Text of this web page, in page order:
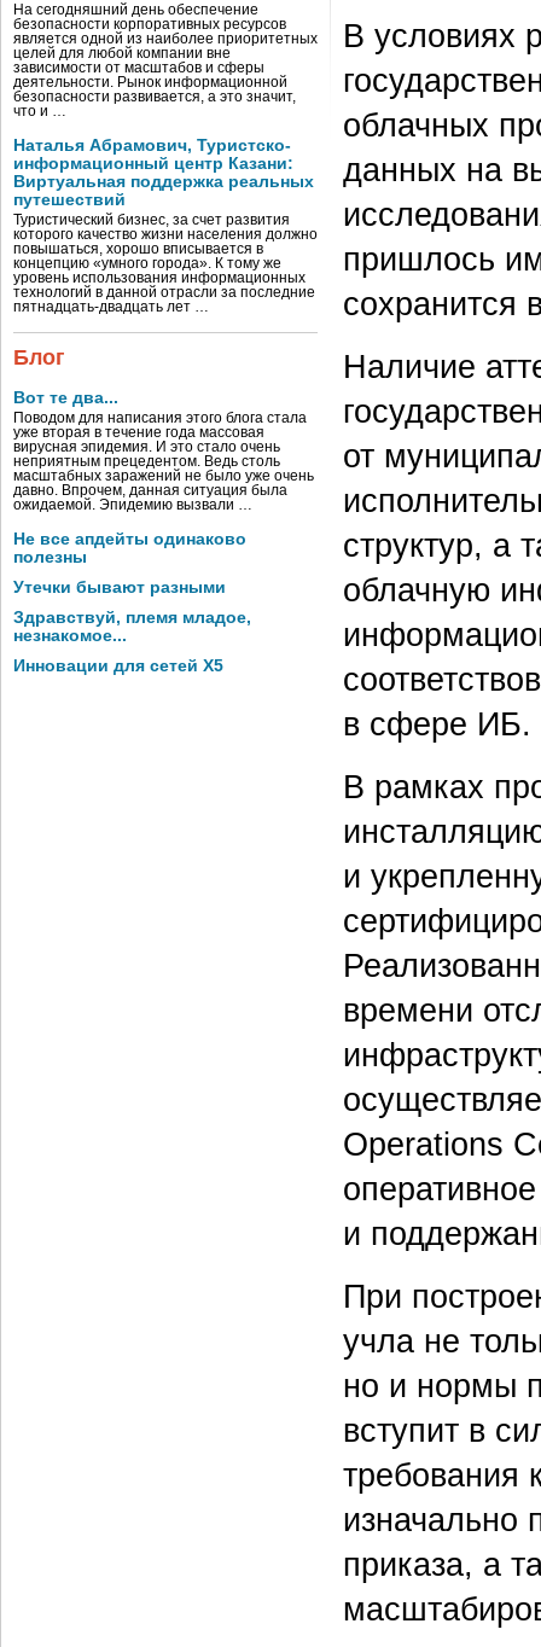
На сегодняшний день обеспечение
безопасности корпоративных ресурсов
является одной из наиболее приоритетных
целей для любой компании вне
зависимости от масштабов и сферы
деятельности. Рынок информационной
безопасности развивается, а это значит,
что и …
Наталья Абрамович, Туристско-
информационный центр Казани:
Виртуальная поддержка реальных
путешествий
Туристический бизнес, за счет развития
которого качество жизни населения должно
повышаться, хорошо вписывается в
концепцию «умного города». К тому же
уровень использования информационных
технологий в данной отрасли за последние
пятнадцать-двадцать лет …
Блог
Вот те два...
Поводом для написания этого блога стала
уже вторая в течение года массовая
вирусная эпидемия. И это стало очень
неприятным прецедентом. Ведь столь
масштабных заражений не было уже очень
давно. Впрочем, данная ситуация была
ожидаемой. Эпидемию вызвали …
Не все апдейты одинаково
полезны
Утечки бывают разными
Здравствуй, племя младое,
незнакомое...
Инновации для сетей X5
В условиях
облачных
данных на
пришлось
сохранится
Наличие
от
структур, а
облачную
в сфере ИБ.
В рамках
и
времени
Operations
и
При
учла не
но и нормы
вступит в
требования
изначально
приказа, а